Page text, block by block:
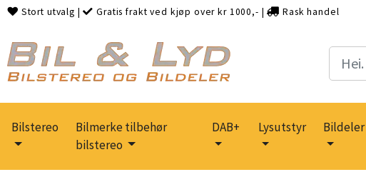
Stort utvalg | Gratis frakt ved kjøp over kr 1000,- | Rask handel
Bilstereo
Bilmerke tilbehør
bilstereo
DAB+ Lysutstyr Bildeler